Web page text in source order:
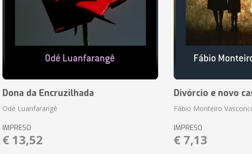
Dona da Encruzilhada
Odé Luanfarangê
IMPRESO
€ 13,52
Divórcio e novo
Fábio Monteiro
IMPRESO
€ 7,13